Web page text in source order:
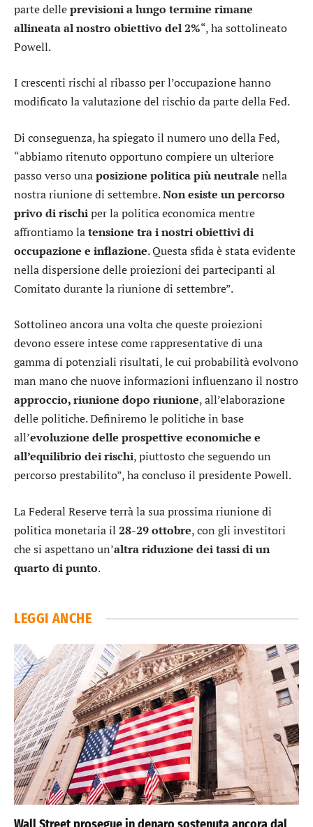
parte delleprevisioni a lungo termine rimane
allineataal nostro obiettivo del 2%“, ha sottolineato
Powell.
I crescenti rischi al ribasso per l’occupazione hanno
modificato la valutazione del rischio da parte della Fed.
Di conseguenza, ha spiegato il numero uno della Fed,
“abbiamo ritenuto opportuno compiere un ulteriore
passo verso unaposizione politica più neutrale nella
nostra riunione di settembre.Non esiste un percorso
privo di rischiper la politica economica mentre
affrontiamo latensione tra i nostri obiettivi di
occupazione e inflazione. Questa sfida è stata evidente
nella dispersione delle proiezioni dei partecipanti al
Comitato durante la riunione di settembre”.
Sottolineo ancora una volta che queste proiezioni
devono essere intese come rappresentative di una
gamma di potenziali risultati, le cui probabilità evolvono
man mano che nuove informazioni influenzano il nostro
approccio, riunione dopo riunione, all’elaborazione
delle politiche. Definiremo le politiche in base
all’evoluzione delle prospettive economiche e
all’equilibrio dei rischi, piuttosto che seguendo un
percorso prestabilito”, ha concluso il presidente Powell.
La Federal Reserve terrà la sua prossima riunione di
politica monetaria il 28-29 ottobre, con gli investitori
che si aspettano un’altra riduzione dei tassi di un
quarto di punto.
LEGGI ANCHE
Wall Street prosegue in denaro sostenuta ancora dal